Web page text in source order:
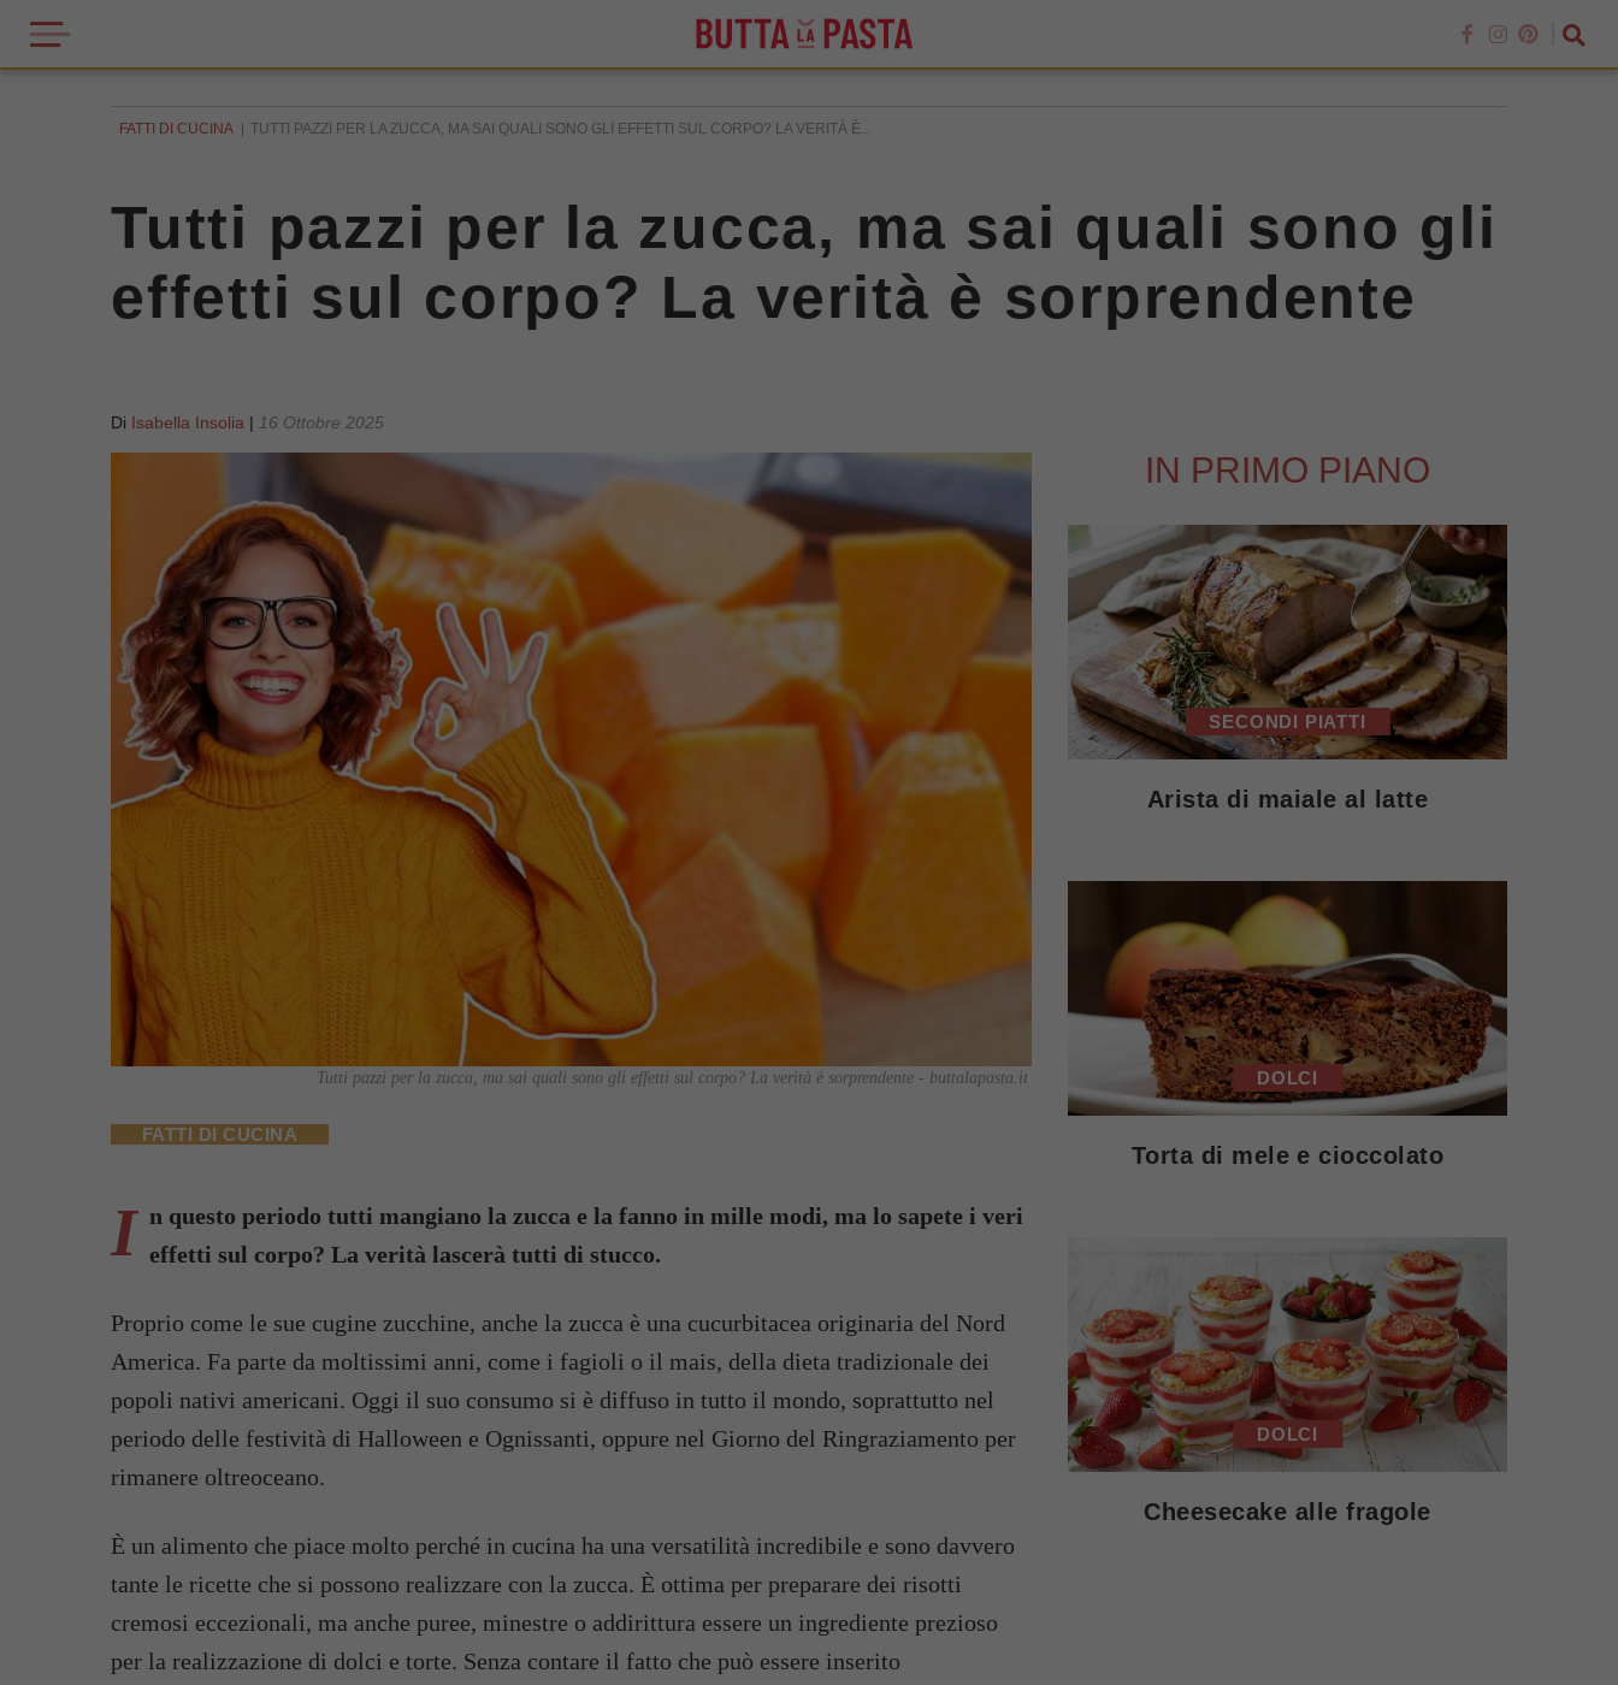
FATTI DI CUCINA TUTTI PAZZI PER LA ZUCCA, MA SAI QUALI SONO GLI EFFETTI SUL CORPO? LA VERITÀ È...
Tutti pazzi per la zucca, ma sai quali sono gli
effetti sul corpo? La verità è sorprendente
Di Isabella Insolia | 16 Ottobre 2025
Tutti pazzi per la zucca, ma sai quali sono gli effetti sul corpo? La verità è sorprendente - buttalapasta.it
FATTI DI CUCINA
I n questo periodo tutti mangiano la zucca e la fanno in mille modi, ma lo sapete i veri
effetti sul corpo? La verità lascerà tutti di stucco.
Proprio come le sue cugine zucchine, anche la zucca è una cucurbitacea originaria del Nord
America. Fa parte da moltissimi anni, come i fagioli o il mais, della dieta tradizionale dei
popoli nativi americani. Oggi il suo consumo si è diffuso in tutto il mondo, soprattutto nel
periodo delle festività di Halloween e Ognissanti, oppure nel Giorno del Ringraziamento per
rimanere oltreoceano.
È un alimento che piace molto perché in cucina ha una versatilità incredibile e sono davvero
tante le ricette che si possono realizzare con la zucca. È ottima per preparare dei risotti
cremosi eccezionali, ma anche puree, minestre o addirittura essere un ingrediente prezioso
per la realizzazione di dolci e torte. Senza contare il fatto che può essere inserito
IN PRIMO PIANO
SECONDI PIATTI
Arista di maiale al latte
DOLCI
Torta di mele e cioccolato
DOLCI
Cheesecake alle fragole